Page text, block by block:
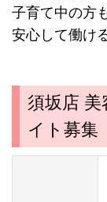
子育て中の方
安心して働け
須坂店
イト募集